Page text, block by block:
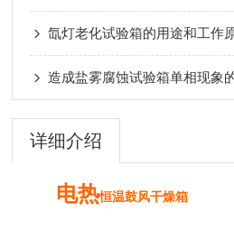
氙灯老化试验箱的用途和工作
造成盐雾腐蚀试验箱单相现象
详细介绍
电热恒温鼓风干燥箱